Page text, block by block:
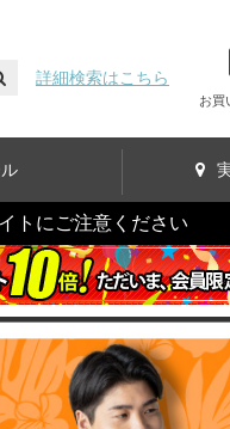
詳細検索はこちら
お買
トにご注意ください